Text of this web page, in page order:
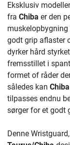
Eksklusiv
fra Chiba er den
godt grip aflaster
dyrker hård
fremsstillet i
formet of råder
således kan
tilpasses endnu
sørger for et godt
Denne